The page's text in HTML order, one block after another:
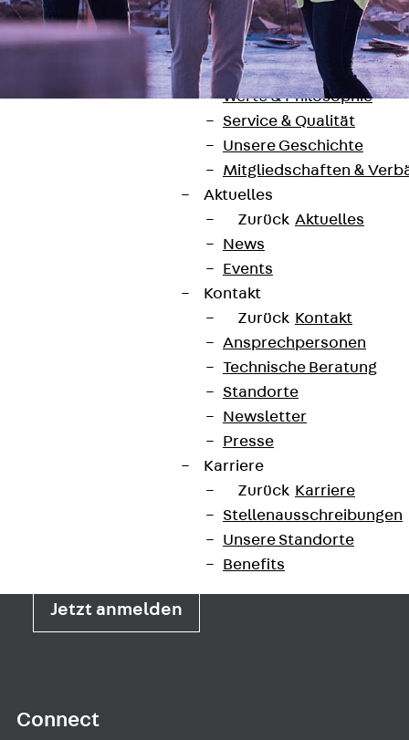
Unternehmen
Zurück Unternehmen
Über PohlCon
Werte & Philosophie
Service & Qualität
Unsere Geschichte
Mitgliedschaften &
Aktuelles
Zurück Aktuelles
News
Events
Kontakt
Zurück Kontakt
Ansprechpersonen
Technische Beratung
Standorte
Newsletter
Presse
Karriere
Zurück Karriere
Stellenausschreibungen
Unsere Standorte
Benefits
Wir informieren regelmäßig zu
Produktneuheiten, Referenzen und aktuellen
Jetzt anmelden
Connect